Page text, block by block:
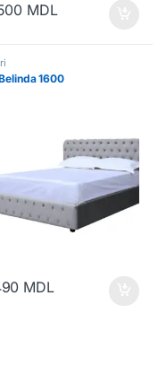
MDL
1600
MDL